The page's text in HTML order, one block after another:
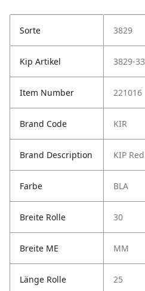
Sorte 3829
Kip Artikel 3829-33
Item Number 221016
Brand Code KIR
Brand Description KIP Red
Farbe BLA
Breite Rolle 30
Breite ME MM
Länge Rolle 25